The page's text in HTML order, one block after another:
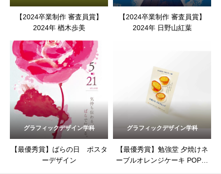
【2024卒業制作 審査員賞】
2024年 楢木歩美
【2024卒業制作 審査員賞】
2024年 日野山紅葉
グラフィックデザイン学科
【最優秀賞】ばらの日 ポスタ
ーデザイン
グラフィックデザイン学科
【最優秀賞】勉強堂 夕焼けネ
ーブルオレンジケーキ POPデ